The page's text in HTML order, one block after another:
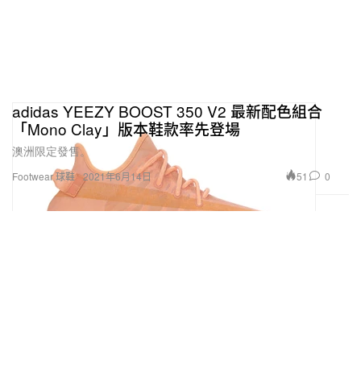
Footwear 球鞋
adidas YEEZY BOOST 350 V2 最新配色組合
「Mono Clay」版本鞋款率先登場
澳洲限定發售。
2021年6月14日 51 0